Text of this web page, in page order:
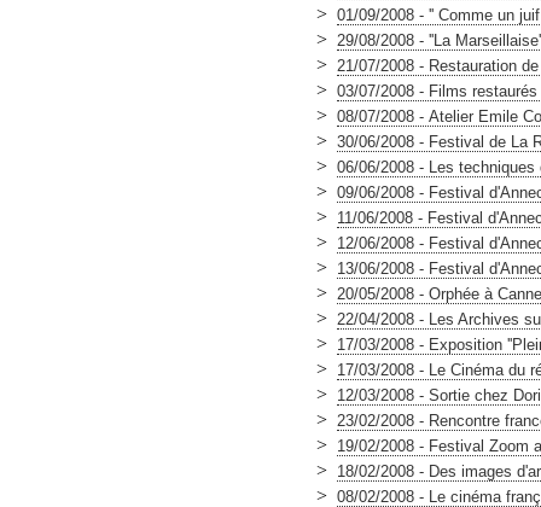
> 01/09/2008 - '' Comme un
> 29/08/2008 - ''La
> 21/07/2008 - Restauration
> 03/07/2008 - Films
> 08/07/2008 - Atelier Emile
> 30/06/2008 - Festival de La
> 06/06/2008 - Les
> 09/06/2008 - Festival
> 11/06/2008 - Festival
> 12/06/2008 - Festival
> 13/06/2008 - Festival
> 20/05/2008 - Orphée à
> 22/04/2008 - Les Archives
> 17/03/2008 - Exposition
> 17/03/2008 - Le Cinéma du
> 12/03/2008 - Sortie chez
> 23/02/2008 - Rencontre
> 19/02/2008 - Festival Zoom
> 18/02/2008 - Des images
> 08/02/2008 - Le cinéma